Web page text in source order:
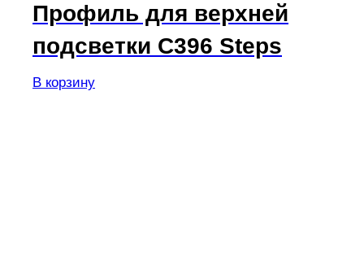
Профиль для верхней
подсветки C396 Steps
В корзину